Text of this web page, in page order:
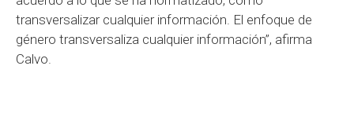
transversalizar cualquier información. El enfoque de
género transversaliza cualquier información”, afirma
Calvo.